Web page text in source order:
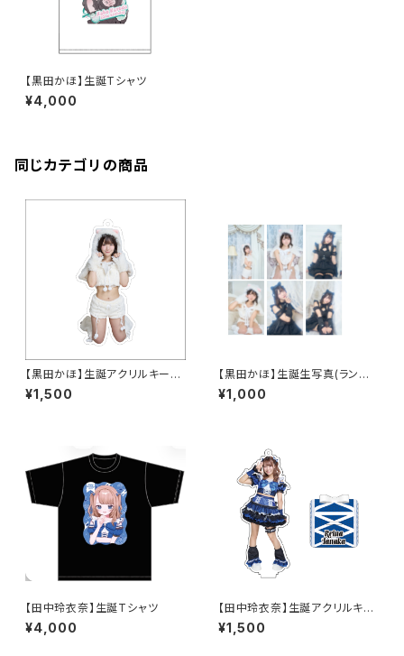
【黒田かほ】生誕Tシャツ
¥4,000
同じカテゴリの商品
【黒田かほ】生誕アクリルキーホ
ルダー
¥1,500
【黒田かほ】生誕生写真(ランダ
ム3枚セット)
¥1,000
【田中玲衣奈】生誕Tシャツ
¥4,000
【田中玲衣奈】生誕アクリルキー
ホルダー
¥1,500